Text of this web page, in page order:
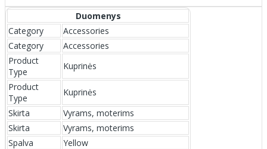
Duomenys
Category
Accessories
Category
Accessories
Product
Type
Kuprinės
Product
Type
Kuprinės
Skirta
Vyrams, moterims
Skirta
Vyrams, moterims
Spalva
Yellow